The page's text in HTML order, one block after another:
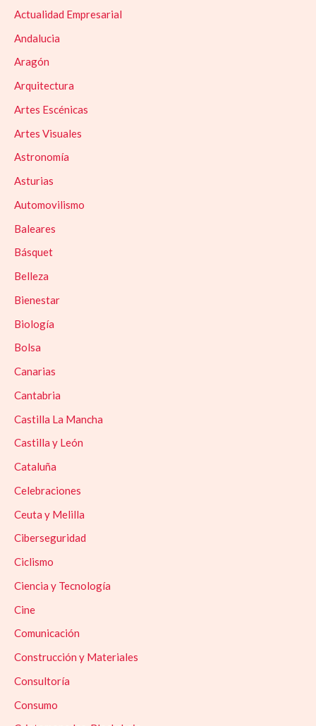
Actualidad Empresarial
Andalucia
Aragón
Arquitectura
Artes Escénicas
Artes Visuales
Astronomía
Asturias
Automovilismo
Baleares
Básquet
Belleza
Bienestar
Biología
Bolsa
Canarias
Cantabria
Castilla La Mancha
Castilla y León
Cataluña
Celebraciones
Ceuta y Melilla
Ciberseguridad
Ciclismo
Ciencia y Tecnología
Cine
Comunicación
Construcción y Materiales
Consultoría
Consumo